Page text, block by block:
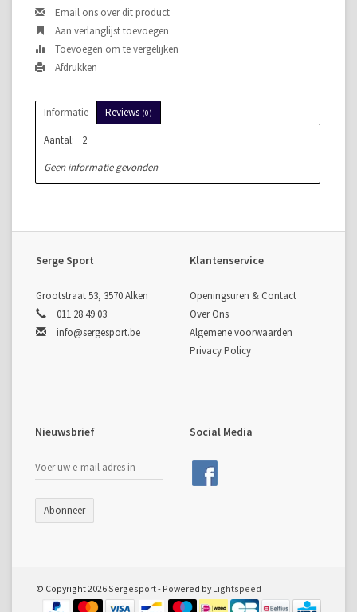
Email ons over dit product
Aan verlanglijst toevoegen
Toevoegen om te vergelijken
Afdrukken
Informatie Reviews (0)
Aantal:
2
Geen informatie gevonden
Serge Sport
Grootstraat 53, 3570 Alken
011 28 49 03
info@sergesport.be
Klantenservice
Openingsuren & Contact
Over Ons
Algemene voorwaarden
Privacy Policy
Nieuwsbrief
Abonneer
Social Media
© Copyright 2026 Sergesport - Powered byLightspeed